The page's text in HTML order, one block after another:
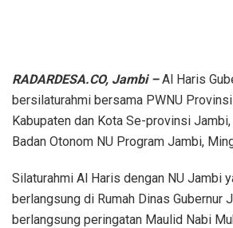
RADARDESA.CO, Jambi – Al Haris
bersilaturahmi bersama PWNU
Kabupaten dan Kota Se-provinsi
Badan Otonom NU Program Jambi,
Silaturahmi Al Haris dengan NU Jambi
berlangsung di Rumah Dinas Gubernur
berlangsung peringatan Maulid Nabi